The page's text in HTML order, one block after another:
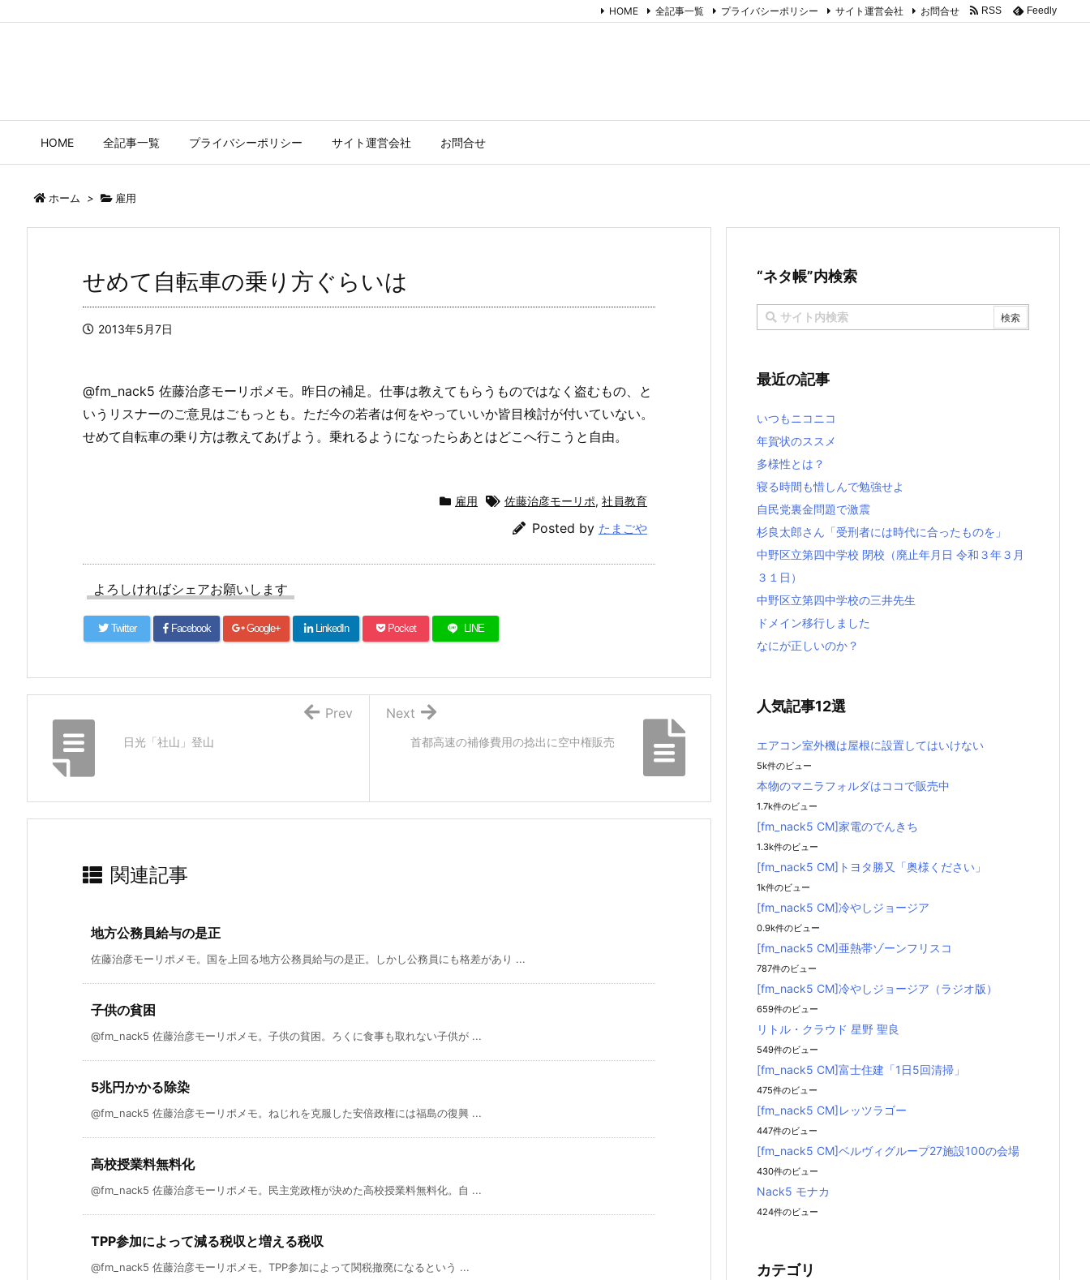
HOME 全記事一覧 プライバシーポリシー サイト運営会社 お問合せ
HOME 全記事一覧 プライバシーポリシー サイト運営会社 お問合せ RSS Feedly
ホーム > 雇用
せめて自転車の乗り方ぐらいは
2013年5月7日
@fm_nack5 佐藤治彦モーリポメモ。昨日の補足。仕事は教えてもらうものではなく盗むもの、と
いうリスナーのご意見はごもっとも。ただ今の若者は何をやっていいか皆目検討が付いていない。
せめて自転車の乗り方は教えてあげよう。乗れるようになったらあとはどこへ行こうと自由。
雇用 佐藤治彦モーリポ, 社員教育
Posted by たまごや
よろしければシェアお願いします
Twitter Facebook Google+ LinkedIn Pocket LINE
首都高速の補修費用の捻出に空中権販売
Next
日光「社山」登山
Prev
関連記事
地方公務員給与の是正
佐藤治彦モーリポメモ。国を上回る地方公務員給与の是正。しかし公務員にも格差があり ...
子供の貧困
@fm_nack5 佐藤治彦モーリポメモ。子供の貧困。ろくに食事も取れない子供が ...
5兆円かかる除染
@fm_nack5 佐藤治彦モーリポメモ。ねじれを克服した安倍政権には福島の復興 ...
高校授業料無料化
@fm_nack5 佐藤治彦モーリポメモ。民主党政権が決めた高校授業料無料化。自 ...
TPP参加によって減る税収と増える税収
@fm_nack5 佐藤治彦モーリポメモ。TPP参加によって関税撤廃になるという ...
“ネタ帳”内検索
最近の記事
いつもニコニコ
年賀状のススメ
多様性とは？
寝る時間も惜しんで勉強せよ
自民党裏金問題で激震
杉良太郎さん「受刑者には時代に合ったものを」
中野区立第四中学校 閉校（廃止年月日 令和３年３月
３１日）
中野区立第四中学校の三井先生
ドメイン移行しました
なにが正しいのか？
人気記事12選
エアコン室外機は屋根に設置してはいけない
5k件のビュー
本物のマニラフォルダはココで販売中
1.7k件のビュー
[fm_nack5 CM]家電のでんきち
1.3k件のビュー
[fm_nack5 CM]トヨタ勝又「奥様ください」
1k件のビュー
[fm_nack5 CM]冷やしジョージア
0.9k件のビュー
[fm_nack5 CM]亜熱帯ゾーンフリスコ
787件のビュー
[fm_nack5 CM]冷やしジョージア（ラジオ版）
659件のビュー
リトル・クラウド 星野 聖良
549件のビュー
[fm_nack5 CM]富士住建「1日5回清掃」
475件のビュー
[fm_nack5 CM]レッツラゴー
447件のビュー
[fm_nack5 CM]ベルヴィグループ27施設100の会場
430件のビュー
Nack5 モナカ
424件のビュー
カテゴリ